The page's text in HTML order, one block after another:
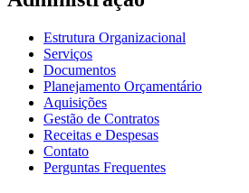
Estrutura Organizacional
Serviços
Documentos
Planejamento Orçamentário
Aquisições
Gestão de Contratos
Receitas e Despesas
Contato
Perguntas Frequentes